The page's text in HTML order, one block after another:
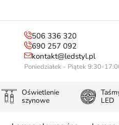
506 336 320
690 257 092
kontakt@ledstyl.pl
Poniedziałek - Piątek 9:30-
Oświetlenie
szynowe
LED